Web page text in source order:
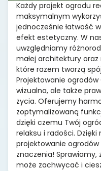
Każdy projekt ogrodu
maksymalnym
jednocześnie łatwość
efekt estetyczny. W
uwzględniamy
małej architektury
które razem tworzą
Projektowanie
wizualna, ale także
życia. Oferujemy
zoptymalizowaną
dzięki czemu Twój
relaksu i radości.
projektowanie
znaczenia! Sprawiamy,
może zachwycać i